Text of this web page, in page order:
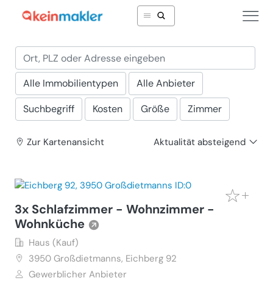
Alle Immobilientypen
Alle Anbieter
Suchbegriff
Kosten Größe Zimmer
Zur Kartenansicht Aktualität absteigend
3x Schlafzimmer - Wohnzimmer -
Wohnküche
Haus (Kauf)
3950 Großdietmanns, Eichberg 92
Gewerblicher Anbieter